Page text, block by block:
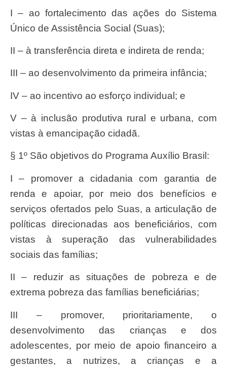
I – ao fortalecimento das ações do Sistema
Único de Assistência Social (Suas);
II – à transferência direta e indireta de renda;
III – ao desenvolvimento da primeira infância;
IV – ao incentivo ao esforço individual; e
V – à inclusão produtiva rural e urbana, com
vistas à emancipação cidadã.
§ 1º São objetivos do Programa Auxílio Brasil:
I – promover a cidadania com garantia de
renda e apoiar, por meio dos benefícios e
serviços ofertados pelo Suas, a articulação de
políticas direcionadas aos beneficiários, com
vistas à superação das vulnerabilidades
sociais das famílias;
II – reduzir as situações de pobreza e de
extrema pobreza das famílias beneficiárias;
III – promover, prioritariamente, o
desenvolvimento das crianças e dos
adolescentes, por meio de apoio financeiro a
gestantes, a nutrizes, a crianças e a